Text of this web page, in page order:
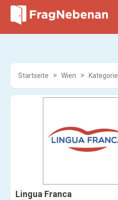
Startseite Wien Kategorie
Lingua Franca